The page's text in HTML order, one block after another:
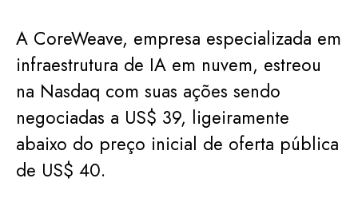
A CoreWeave, empresa especializada em
infraestrutura de IA em nuvem, estreou
na Nasdaq com suas ações sendo
negociadas a US$ 39, ligeiramente
abaixo do preço inicial de oferta pública
de US$ 40.